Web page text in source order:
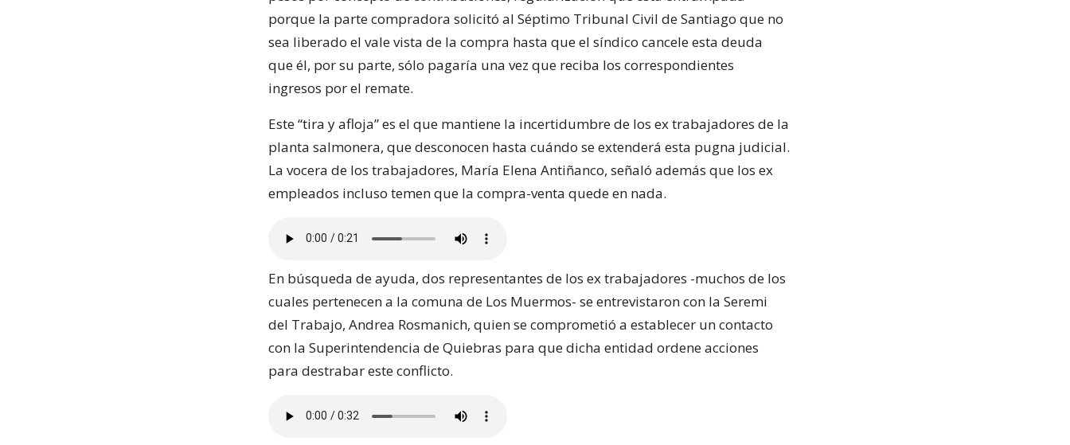
porque la parte compradora solicitó al Séptimo Tribunal Civil de Santiago que no
sea liberado el vale vista de la compra hasta que el síndico cancele esta deuda
que él, por su parte, sólo pagaría una vez que reciba los correspondientes
ingresos por el remate.
Este “tira y afloja” es el que mantiene la incertidumbre de los ex trabajadores de la
planta salmonera, que desconocen hasta cuándo se extenderá esta pugna judicial.
La vocera de los trabajadores, María Elena Antiñanco, señaló además que los ex
empleados incluso temen que la compra-venta quede en nada.
En búsqueda de ayuda, dos representantes de los ex trabajadores -muchos de los
cuales pertenecen a la comuna de Los Muermos- se entrevistaron con la Seremi
del Trabajo, Andrea Rosmanich, quien se comprometió a establecer un contacto
con la Superintendencia de Quiebras para que dicha entidad ordene acciones
para destrabar este conflicto.